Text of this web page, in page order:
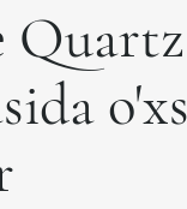
Quartz